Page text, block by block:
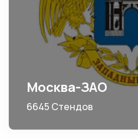
Москва-ЗАО
6645 Стендов